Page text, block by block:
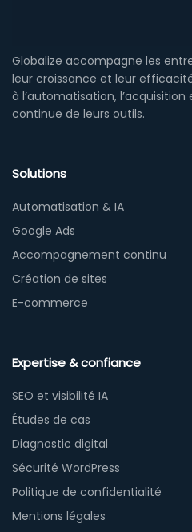
Globalize accompagne les
leur croissance et leur
à l’automatisation, l’acquisition
continue de leurs outils.
Solutions
Automatisation & IA
Google Ads
Accompagnement continu
Création de sites
E-commerce
Expertise & confiance
SEO et visibilité IA
Études de cas
Diagnostic digital
Sécurité WordPress
Politique de confidentialité
Mentions légales